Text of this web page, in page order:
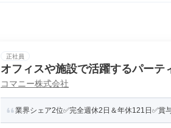
正社員
オフィスや施設で活躍するパーテ
コマニー株式会社
業界シェア2位✅完全週休2日＆年休121日✅賞